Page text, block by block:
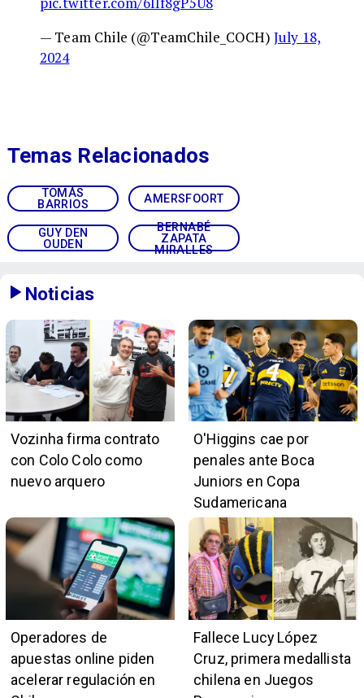
— Team Chile (@TeamChile_COCH) July 18,
2024
TOMÁS
BARRIOS
AMERSFOORT
GUY DEN
OUDEN
BERNABÉ
ZAPATA
MIRALLES
Temas Relacionados
Noticias
Vozinha firma contrato
con Colo Colo como
nuevo arquero
O'Higgins cae por
penales ante Boca
Juniors en Copa
Sudamericana
Operadores de
apuestas online piden
acelerar regulación en
Fallece Lucy López
Cruz, primera medallista
chilena en Juegos